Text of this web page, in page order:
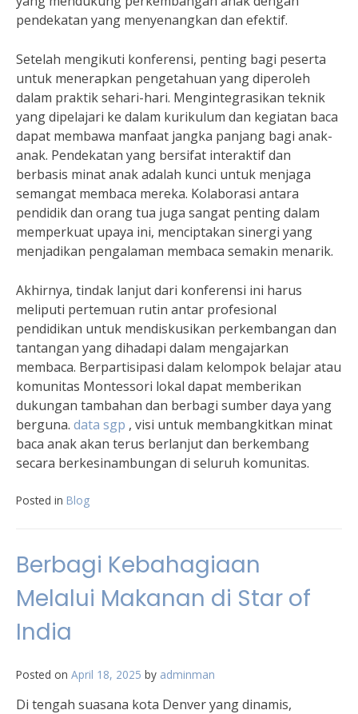
pendekatan yang menyenangkan dan efektif.
Setelah mengikuti konferensi, penting bagi peserta
untuk menerapkan pengetahuan yang diperoleh
dalam praktik sehari-hari. Mengintegrasikan teknik
yang dipelajari ke dalam kurikulum dan kegiatan baca
dapat membawa manfaat jangka panjang bagi anak-
anak. Pendekatan yang bersifat interaktif dan
berbasis minat anak adalah kunci untuk menjaga
semangat membaca mereka. Kolaborasi antara
pendidik dan orang tua juga sangat penting dalam
memperkuat upaya ini, menciptakan sinergi yang
menjadikan pengalaman membaca semakin menarik.
Akhirnya, tindak lanjut dari konferensi ini harus
meliputi pertemuan rutin antar profesional
pendidikan untuk mendiskusikan perkembangan dan
tantangan yang dihadapi dalam mengajarkan
membaca. Berpartisipasi dalam kelompok belajar atau
komunitas Montessori lokal dapat memberikan
dukungan tambahan dan berbagi sumber daya yang
berguna. data sgp , visi untuk membangkitkan minat
baca anak akan terus berlanjut dan berkembang
secara berkesinambungan di seluruh komunitas.
Posted in Blog
Berbagi Kebahagiaan
Melalui Makanan di Star of
India
Posted on April 18, 2025 by adminman
Di tengah suasana kota Denver yang dinamis,